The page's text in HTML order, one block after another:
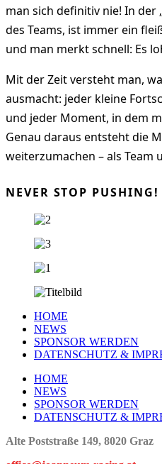
man sich definitiv nie! In der
des Teams, ist immer ein
und man merkt schnell: Es
Mit der Zeit versteht man,
ausmacht: jeder kleine
und jeder Moment, in dem
Genau daraus entsteht die
weiterzumachen – als Team
NEVER STOP PUSHING!
HOME
NEWS
SPONSOR WERDEN
DATENSCHUTZ &
HOME
NEWS
SPONSOR WERDEN
DATENSCHUTZ &
Alte Poststraße 149, 8020 Graz